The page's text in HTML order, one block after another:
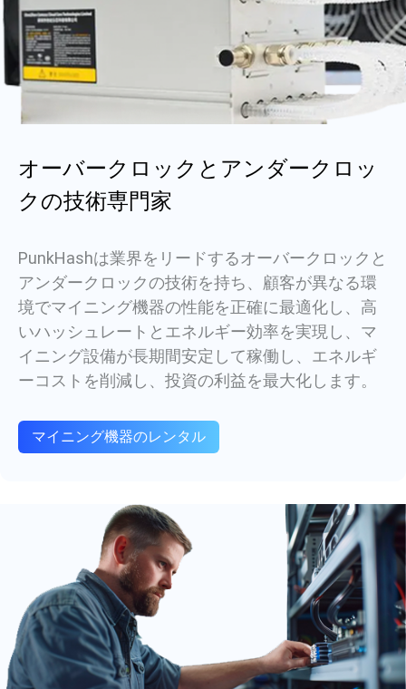
オーバークロックとアンダークロッ
クの技術専門家
PunkHashは業界をリードするオーバークロックと
アンダークロックの技術を持ち、顧客が異なる環
境でマイニング機器の性能を正確に最適化し、高
いハッシュレートとエネルギー効率を実現し、マ
イニング設備が長期間安定して稼働し、エネルギ
ーコストを削減し、投資の利益を最大化します。
マイニング機器のレンタル